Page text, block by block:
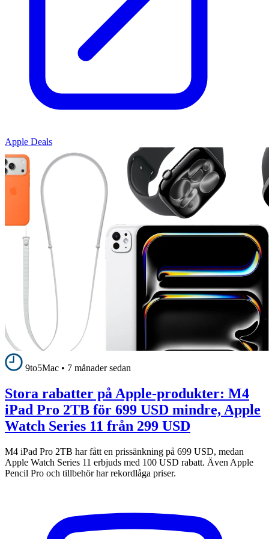
Apple Deals
9to5Mac • 7 månader sedan
Stora rabatter på Apple-produkter: M4
iPad Pro 2TB för 699 USD mindre, Apple
Watch Series 11 från 299 USD
M4 iPad Pro 2TB har fått en prissänkning på 699 USD, medan
Apple Watch Series 11 erbjuds med 100 USD rabatt. Även Apple
Pencil Pro och tillbehör har rekordlåga priser.